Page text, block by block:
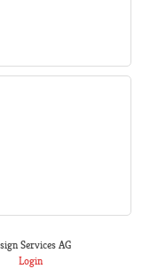
Services AG
Login